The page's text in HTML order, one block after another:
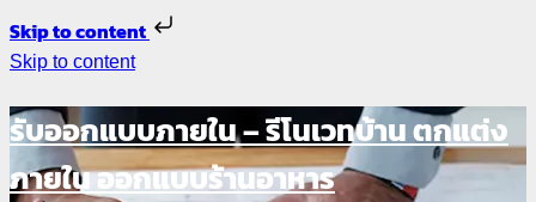
Skip to content
Skip to content
รับออกแบบภายใน – รีโนเวทบ้าน ตกแต่ง
ภายใน ออกแบบร้านอาหาร